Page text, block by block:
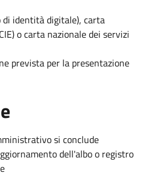
di identità digitale), carta
o carta nazionale dei servizi
prevista per la presentazione
si conclude
dell'albo o registro